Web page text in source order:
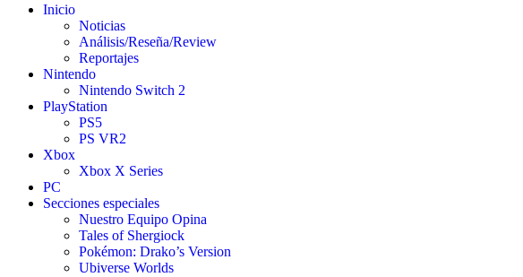
Inicio
Noticias
Análisis/Reseña/Review
Reportajes
Nintendo
Nintendo Switch 2
PlayStation
PS5
PS VR2
Xbox
Xbox X Series
PC
Secciones especiales
Nuestro Equipo Opina
Tales of Shergiock
Pokémon: Drako’s Version
Ubiverse Worlds